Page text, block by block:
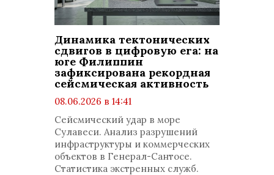
Динамика тектонических
сдвигов в цифровую era: на
юге Филиппин
зафиксирована рекордная
сейсмическая активность
08.06.2026 в 14:41
просмотров: 489
комментариев: 0
Сейсмический удар в море
Сулавеси. Анализ разрушений
инфраструктуры и коммерческих
объектов в Генерал-Сантосе.
Статистика экстренных служб.